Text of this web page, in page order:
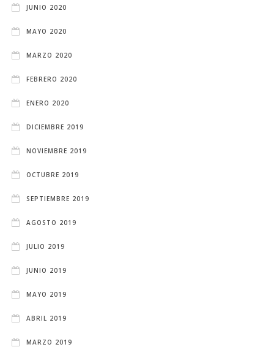
JUNIO 2020
MAYO 2020
MARZO 2020
FEBRERO 2020
ENERO 2020
DICIEMBRE 2019
NOVIEMBRE 2019
OCTUBRE 2019
SEPTIEMBRE 2019
AGOSTO 2019
JULIO 2019
JUNIO 2019
MAYO 2019
ABRIL 2019
MARZO 2019